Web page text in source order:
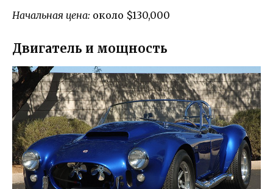
Начальная цена: около $130,000
Двигатель и мощность